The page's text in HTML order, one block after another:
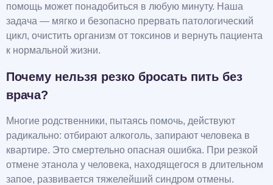
помощь может понадобиться в любую минуту. Наша
задача — мягко и безопасно прервать патологический
цикл, очистить организм от токсинов и вернуть пациента
к нормальной жизни.
Почему нельзя резко бросать пить без
врача?
Многие родственники, пытаясь помочь, действуют
радикально: отбирают алкоголь, запирают человека в
квартире. Это смертельно опасная ошибка. При резкой
отмене этанола у человека, находящегося в длительном
запое, развивается тяжелейший синдром отмены.